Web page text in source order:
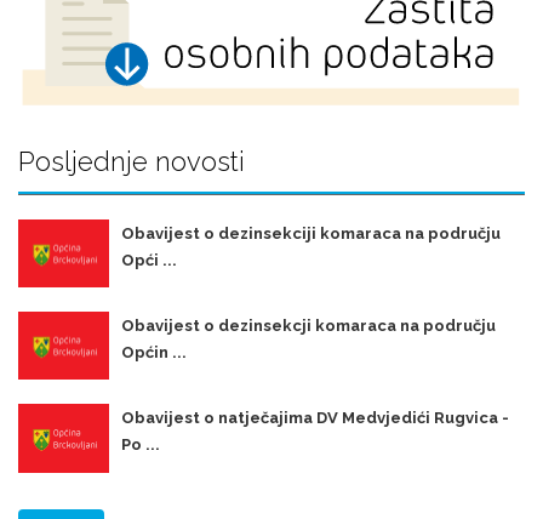
Posljednje novosti
Obavijest o dezinsekciji komaraca na području
Opći ...
Obavijest o dezinsekcji komaraca na području
Općin ...
Obavijest o natječajima DV Medvjedići Rugvica -
Po ...